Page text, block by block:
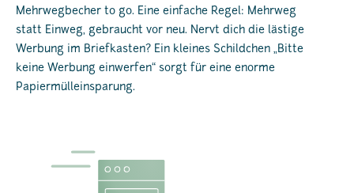
Mehrwegbecher to go. Eine einfache Regel: Mehrweg
statt Einweg, gebraucht vor neu. Nervt dich die lästige
Werbung im Briefkasten? Ein kleines Schildchen „Bitte
keine Werbung einwerfen“ sorgt für eine enorme
Papiermülleinsparung.